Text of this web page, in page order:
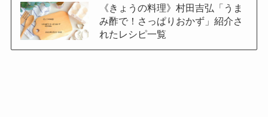
《きょうの料理》村田吉弘「うま
み酢で！さっぱりおかず」紹介さ
れたレシピ一覧